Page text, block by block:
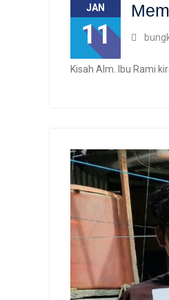
JAN
11
Kisah Alm. Ibu Rami